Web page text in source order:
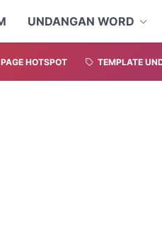
UNDANGAN WORD
HOTSPOT TEMPLATE